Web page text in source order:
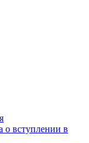
о вступлении в